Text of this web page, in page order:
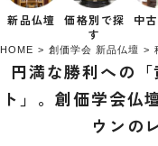
新品仏壇 価格別で探
す
中
HOME 創価学会 新品仏壇
円満な勝利への
ト」。創価学会仏
ウンの